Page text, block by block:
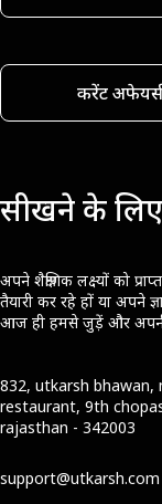
करेंट
सीखने के लिए
अपने शैक्षणिक लक्ष्यों को
तैयारी कर रहे हों या अपने
आज ही हमसे जुड़ें और अपनी
832, utkarsh bhawan,
restaurant, 9th
rajasthan - 342003
support@utkarsh.com